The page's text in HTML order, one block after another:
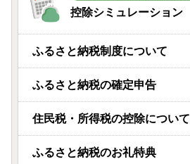
控除シミュレーション
ふるさと納税制度について
ふるさと納税の確定申告
住民税・所得税の控除について
ふるさと納税のお礼特典